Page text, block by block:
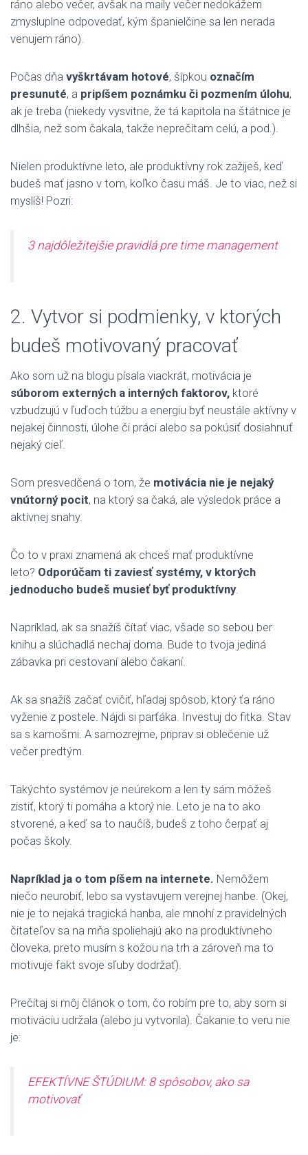
ráno alebo večer, avšak na maily večer nedokážem
zmysluplne odpovedať, kým španielčine sa len nerada
venujem ráno).
Počas dňa vyškrtávam hotové, šípkou označím
presunuté, a pripíšem poznámku či pozmením úlohu,
ak je treba (niekedy vysvitne, že tá kapitola na štátnice je
dlhšia, než som čakala, takže neprečítam celú, a pod.).
Nielen produktívne leto, ale produktívny rok zažiješ, keď
budeš mať jasno v tom, koľko času máš. Je to viac, než si
myslíš! Pozri:
3 najdôležitejšie pravidlá pre time management
2. Vytvor si podmienky, v ktorých
budeš motivovaný pracovať
Ako som už na blogu písala viackrát, motivácia je
súborom externých a interných faktorov, ktoré
vzbudzujú v ľuďoch túžbu a energiu byť neustále aktívny v
nejakej činnosti, úlohe či práci alebo sa pokúsiť dosiahnuť
nejaký cieľ.
Som presvedčená o tom, že motivácia nie je nejaký
vnútorný pocit, na ktorý sa čaká, ale výsledok práce a
aktívnej snahy.
Čo to v praxi znamená ak chceš mať produktívne
leto? Odporúčam ti zaviesť systémy, v ktorých
jednoducho budeš musieť byť produktívny.
Napríklad, ak sa snažíš čítať viac, všade so sebou ber
knihu a slúchadlá nechaj doma. Bude to tvoja jediná
zábavka pri cestovaní alebo čakaní.
Ak sa snažíš začať cvičiť, hľadaj spôsob, ktorý ťa ráno
vyženie z postele. Nájdi si parťáka. Investuj do fitka. Stav
sa s kamošmi. A samozrejme, priprav si oblečenie už
večer predtým.
Takýchto systémov je neúrekom a len ty sám môžeš
zistiť, ktorý ti pomáha a ktorý nie. Leto je na to ako
stvorené, a keď sa to naučíš, budeš z toho čerpať aj
počas školy.
Napríklad ja o tom píšem na internete. Nemôžem
niečo neurobiť, lebo sa vystavujem verejnej hanbe. (Okej,
nie je to nejaká tragická hanba, ale mnohí z pravidelných
čitateľov sa na mňa spoliehajú ako na produktívneho
človeka, preto musím s kožou na trh a zároveň ma to
motivuje fakt svoje sľuby dodržať).
Prečítaj si môj článok o tom, čo robím pre to, aby som si
motiváciu udržala (alebo ju vytvorila). Čakanie to veru nie
je:
EFEKTÍVNE ŠTÚDIUM: 8 spôsobov, ako sa
motivovať